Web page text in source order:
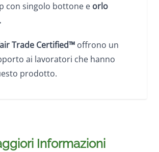
con singolo bottone e orlo
Trade Certified™ offrono un
ai lavoratori che hanno
prodotto.
Informazioni